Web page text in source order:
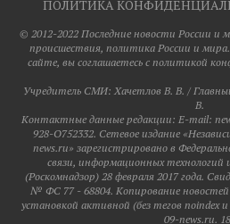
ПОЛИТИКА
© 2012-2022 Последние новости России и
происшествия, политика России и
сайте, вы соглашаетесь с политикой
Учредитель СМИ: Хaчeтлoв B. B. /
B.
Контактные данные редакции: E-mail:
928-O752332. Сетевое издание
news.ru» зарегистрировано в
связи, информационных технологий
(Роскомнадзор) 28 февраля 2017 года.
№ ФС 77 - 68804. Копирование новостей
установкой активной (без тегов noindex
09-news.ru.